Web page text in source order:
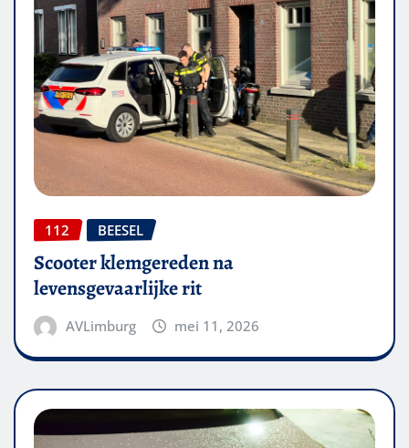
112 BEESEL
Scooter klemgereden na
levensgevaarlijke rit
AVLimburg mei 11, 2026